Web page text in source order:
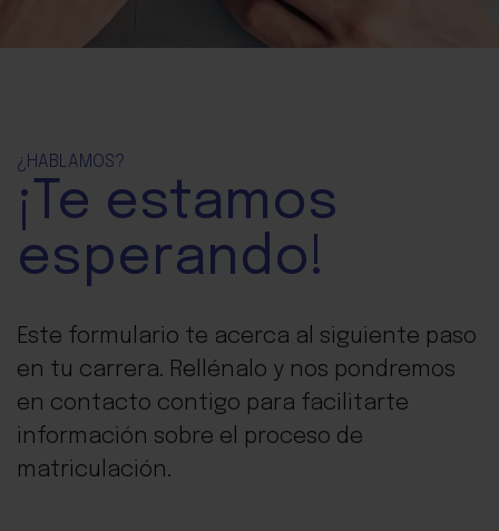
¿HABLAMOS?
¡Te estamos
esperando!
Este formulario te acerca al siguiente paso
en tu carrera. Rellénalo y nos pondremos
en contacto contigo para facilitarte
información sobre el proceso de
matriculación.